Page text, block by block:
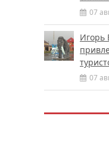
07
Игорь
07